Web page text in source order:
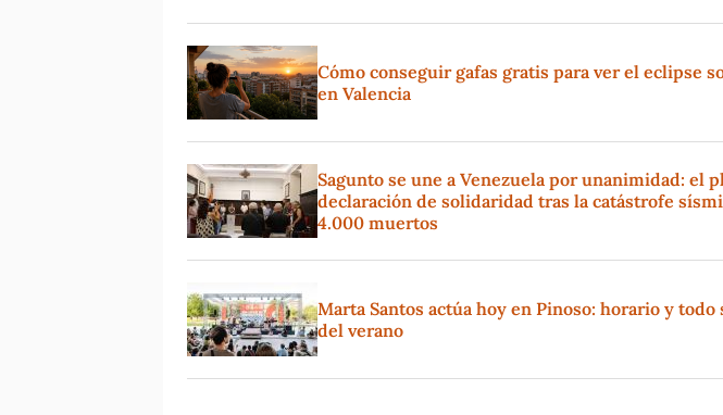
Cómo conseguir gafas gratis para ver el eclipse
en Valencia
Sagunto se une a Venezuela por unanimidad: el
declaración de solidaridad tras la catástrofe
4.000 muertos
Marta Santos actúa hoy en Pinoso: horario y
del verano